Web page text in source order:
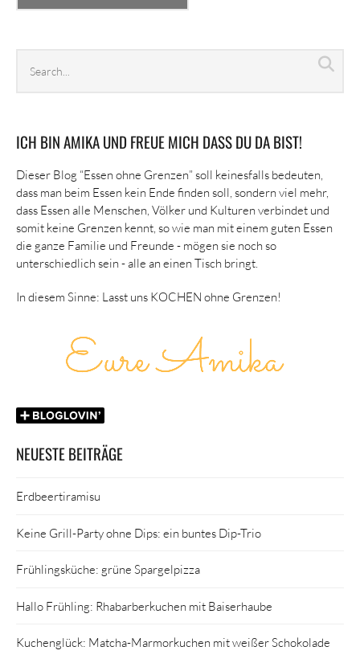
archives
ICH BIN AMIKA UND FREUE MICH DASS DU DA BIST!
Dieser Blog “Essen ohne Grenzen” soll keinesfalls bedeuten,
dass man beim Essen kein Ende finden soll, sondern viel mehr,
dass Essen alle Menschen, Völker und Kulturen verbindet und
somit keine Grenzen kennt, so wie man mit einem guten Essen
die ganze Familie und Freunde - mögen sie noch so
unterschiedlich sein - alle an einen Tisch bringt.
In diesem Sinne: Lasst uns KOCHEN ohne Grenzen!
NEUESTE BEITRÄGE
Erdbeertiramisu
Keine Grill-Party ohne Dips: ein buntes Dip-Trio
Frühlingsküche: grüne Spargelpizza
Hallo Frühling: Rhabarberkuchen mit Baiserhaube
Kuchenglück: Matcha-Marmorkuchen mit weißer Schokolade